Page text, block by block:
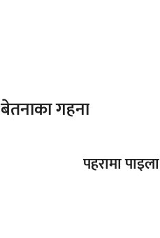
बेतनाका गहना
पहरामा पाइला